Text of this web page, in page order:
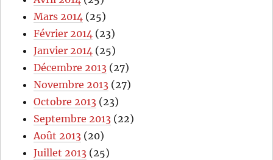
Mars 2014 (25)
Février 2014 (23)
Janvier 2014 (25)
Décembre 2013 (27)
Novembre 2013 (27)
Octobre 2013 (23)
Septembre 2013 (22)
Août 2013 (20)
Juillet 2013 (25)